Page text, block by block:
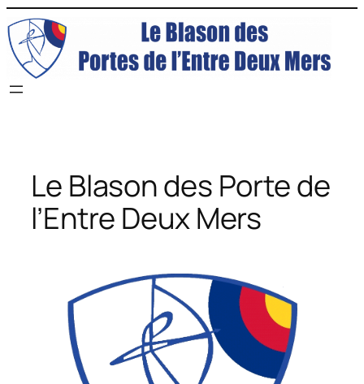
Le Blason des Porte de
l’Entre Deux Mers